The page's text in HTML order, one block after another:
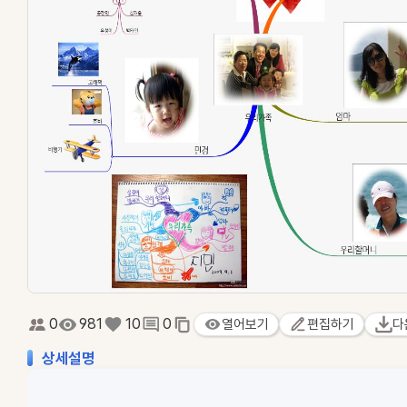
0 981 10 0 열어보기 편집하기
상세설명